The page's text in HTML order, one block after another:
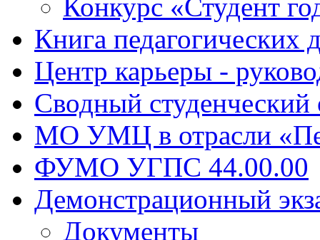
Конкурс «Студент
Книга педагогических
Центр карьеры -
Сводный
МО УМЦ в отрасли
ФУМО УГПС 44.00.00
Демонстрационный
Документы